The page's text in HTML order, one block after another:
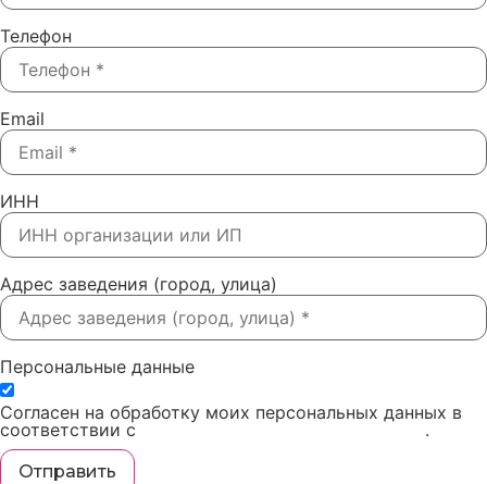
Телефон
Email
ИНН
Адрес заведения (город, улица)
Персональные данные
Согласен на обработку моих персональных данных в
соответствии с
политикой конфиденциальности .
Отправить